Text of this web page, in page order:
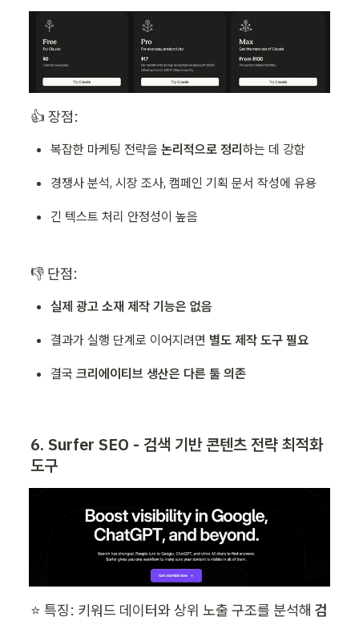
👍 장점:
복잡한 마케팅 전략을 논리적으로 정리하는 데 강함
경쟁사 분석, 시장 조사, 캠페인 기획 문서 작성에 유용
긴 텍스트 처리 안정성이 높음
👎 단점:
실제 광고 소재 제작 기능은 없음
결과가 실행 단계로 이어지려면 별도 제작 도구 필요
결국 크리에이티브 생산은 다른 툴 의존
6. Surfer SEO - 검색 기반 콘텐츠 전략 최적화
도구
⭐ 특징: 키워드 데이터와 상위 노출 구조를 분석해 검